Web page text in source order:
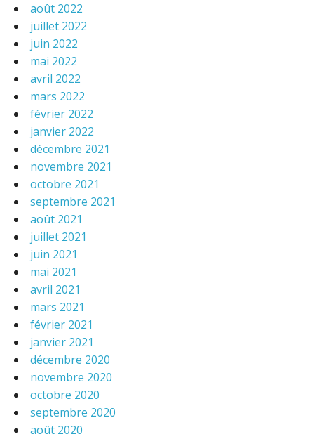
août 2022
juillet 2022
juin 2022
mai 2022
avril 2022
mars 2022
février 2022
janvier 2022
décembre 2021
novembre 2021
octobre 2021
septembre 2021
août 2021
juillet 2021
juin 2021
mai 2021
avril 2021
mars 2021
février 2021
janvier 2021
décembre 2020
novembre 2020
octobre 2020
septembre 2020
août 2020